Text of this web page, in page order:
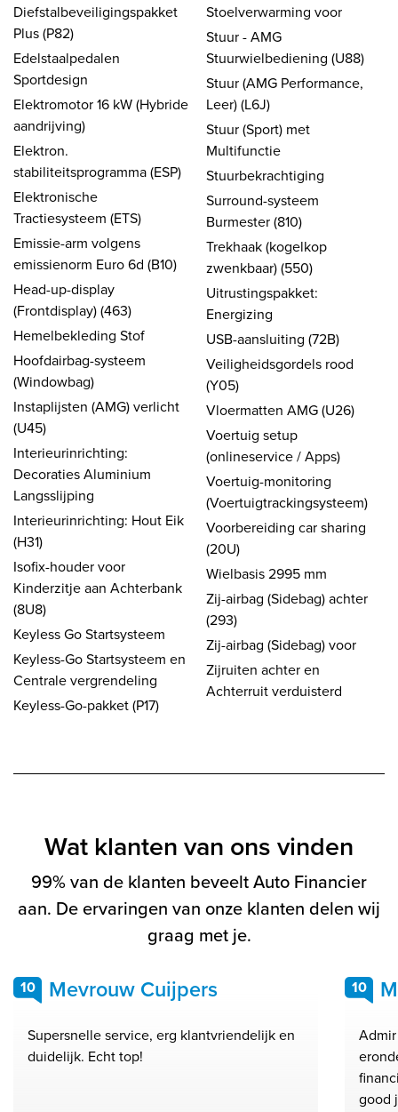
Diefstalbeveiligingspakket
Plus (P82)
Edelstaalpedalen
Sportdesign
Elektromotor 16 kW (Hybride
aandrijving)
Elektron.
stabiliteitsprogramma (ESP)
Elektronische
Tractiesysteem (ETS)
Emissie-arm volgens
emissienorm Euro 6d (B10)
Head-up-display
(Frontdisplay) (463)
Hemelbekleding Stof
Hoofdairbag-systeem
(Windowbag)
Instaplijsten (AMG) verlicht
(U45)
Interieurinrichting:
Decoraties Aluminium
Langsslijping
Interieurinrichting: Hout Eik
(H31)
Isofix-houder voor
Kinderzitje aan Achterbank
(8U8)
Keyless Go Startsysteem
Keyless-Go Startsysteem en
Centrale vergrendeling
Keyless-Go-pakket (P17)
Stoelverwarming voor
Stuur - AMG
Stuurwielbediening (U88)
Stuur (AMG Performance,
Leer) (L6J)
Stuur (Sport) met
Multifunctie
Stuurbekrachtiging
Surround-systeem
Burmester (810)
Trekhaak (kogelkop
zwenkbaar) (550)
Uitrustingspakket:
Energizing
USB-aansluiting (72B)
Veiligheidsgordels rood
(Y05)
Vloermatten AMG (U26)
Voertuig setup
(onlineservice / Apps)
Voertuig-monitoring
(Voertuigtrackingsysteem)
Voorbereiding car sharing
(20U)
Wielbasis 2995 mm
Zij-airbag (Sidebag) achter
(293)
Zij-airbag (Sidebag) voor
Zijruiten achter en
Achterruit verduisterd
Wat klanten van ons vinden
99% van de klanten beveelt Auto Financier
aan. De ervaringen van onze klanten delen wij
graag met je.
10 Mevrouw Cuijpers
Supersnelle service, erg klantvriendelijk en
duidelijk. Echt top!
10
good